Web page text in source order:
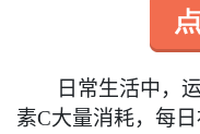
日常生活中，
素C大量消耗，每